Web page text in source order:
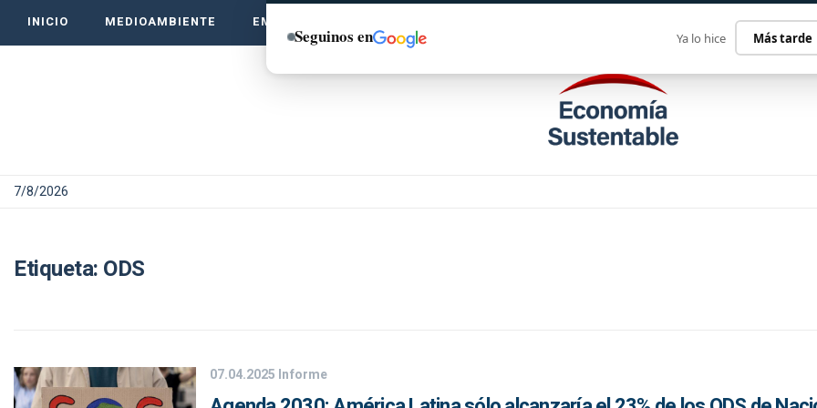
INICIO MEDIOAMBIENTE EMPRENDE VERDE
7/8/2026
Etiqueta: ODS
07.04.2025 Informe
Seguinos en Ya lo hice Más tarde